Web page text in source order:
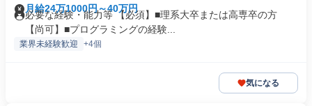
月給24万1000円～40万円
必要な経験・能力等 【必須】■理系大卒または高専卒の方
【尚可】■プログラミングの経験...
業界未経験歓迎 +4個
気になる